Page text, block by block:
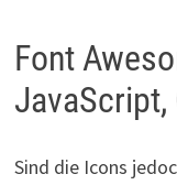
Font
JavaScript,
Sind die Icons